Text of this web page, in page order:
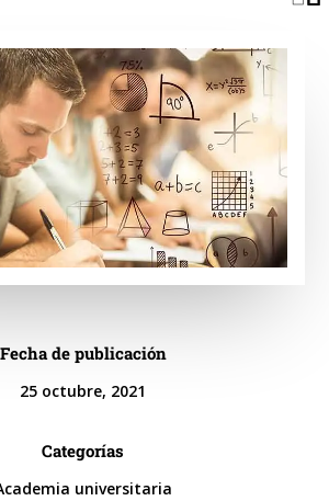
Fecha de publicación
25 octubre, 2021
Categorías
universitaria